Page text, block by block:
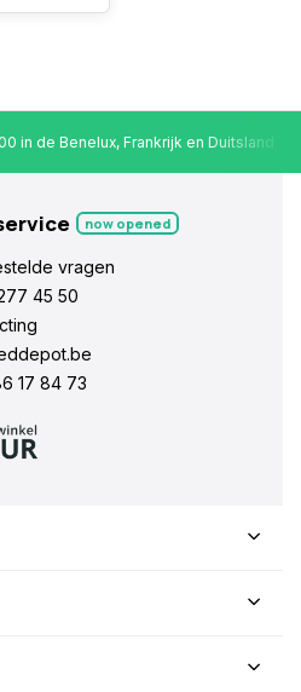
in de Benelux, Frankrijk en Duitsland
now opened
vragen
45 50
17 84 73